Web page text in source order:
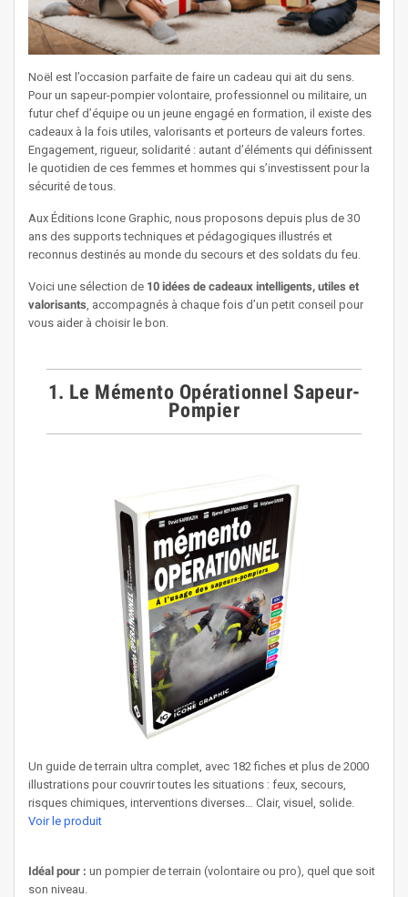
Noël est l’occasion parfaite de faire un cadeau qui ait du sens.
Pour un sapeur-pompier volontaire, professionnel ou militaire, un
futur chef d’équipe ou un jeune engagé en formation, il existe des
cadeaux à la fois utiles, valorisants et porteurs de valeurs fortes.
Engagement, rigueur, solidarité : autant d’éléments qui définissent
le quotidien de ces femmes et hommes qui s’investissent pour la
sécurité de tous.
Aux Éditions Icone Graphic, nous proposons depuis plus de 30
ans des supports techniques et pédagogiques illustrés et
reconnus destinés au monde du secours et des soldats du feu.
Voici une sélection de 10 idées de cadeaux intelligents, utiles et
valorisants , accompagnés à chaque fois d’un petit conseil pour
vous aider à choisir le bon.
1. Le Mémento Opérationnel Sapeur-
Pompier
Un guide de terrain ultra complet, avec 182 fiches et plus de 2000
illustrations pour couvrir toutes les situations : feux, secours,
risques chimiques, interventions diverses… Clair, visuel, solide.
Voir le produit
Idéal pour : un pompier de terrain (volontaire ou pro), quel que soit
son niveau.